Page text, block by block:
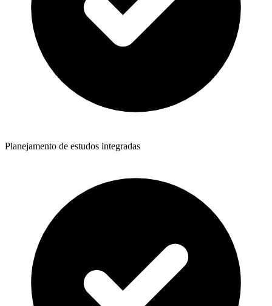
Planejamento de estudos integradas